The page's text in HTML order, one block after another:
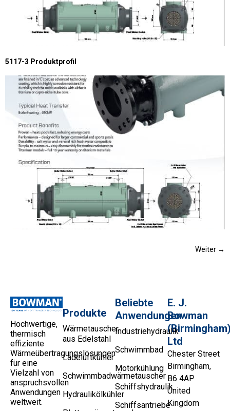
5117-3 Produktprofil
Weiter →
Hochwertige,
thermisch
effiziente
Wärmeübertragungslösungen
für eine
Vielzahl von
anspruchsvollen
Anwendungen
weltweit.
Produkte
Wärmetauscher
aus Edelstahl
Ladeluftkühler
Schwimmbadwärmetauscher
Hydraulikölkühler
Beliebte
Anwendungen
Industriehydraulik
Schwimmbad
Motorkühlung
Schiffshydraulik
Schiffsantriebe
E. J.
Bowman
Ltd
Chester Street
Birmingham,
B6 4AP
United
Kingdom